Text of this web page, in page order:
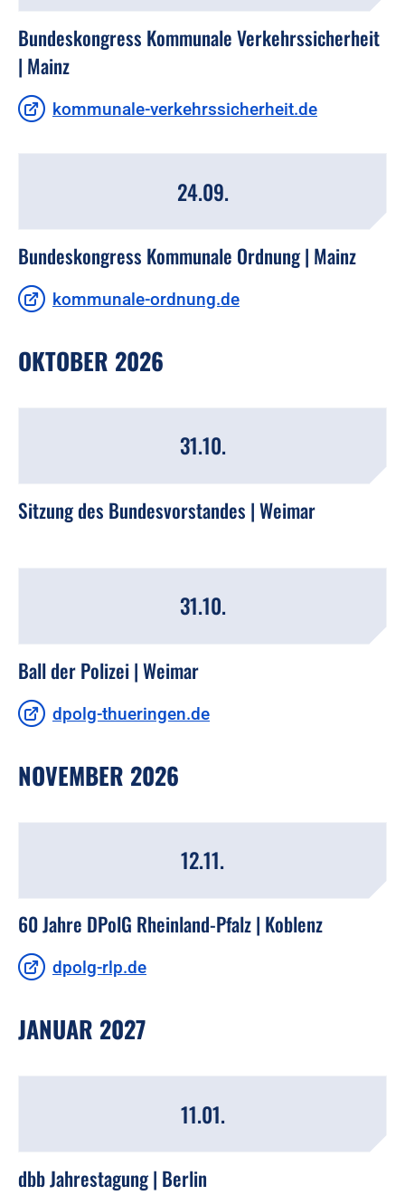
Bundeskongress Kommunale Verkehrssicherheit
| Mainz
kommunale-verkehrssicherheit.de
24.09.
Bundeskongress Kommunale Ordnung | Mainz
kommunale-ordnung.de
OKTOBER 2026
31.10.
Sitzung des Bundesvorstandes | Weimar
31.10.
Ball der Polizei | Weimar
dpolg-thueringen.de
NOVEMBER 2026
12.11.
60 Jahre DPolG Rheinland-Pfalz | Koblenz
dpolg-rlp.de
JANUAR 2027
11.01.
dbb Jahrestagung | Berlin